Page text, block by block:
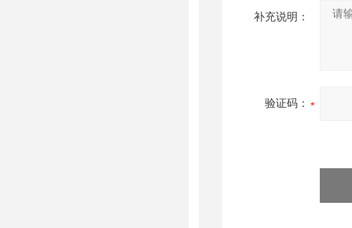
补充说明：
验证码：